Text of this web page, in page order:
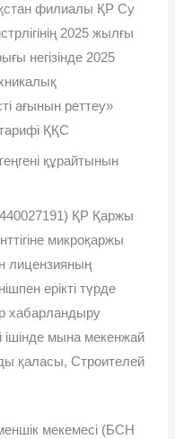
филиалы ҚР Су
2025 жылғы
негізінде 2025
ағынын реттеу»
ҚҚС
құрайтынын
ҚР Қаржы
микроқаржы
лицензияның
ерікті түрде
хабарлан­дыру
ішінде мына мекенжай
қаласы, Строителей
мекемесі (БСН